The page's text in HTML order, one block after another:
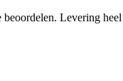
Levering heel